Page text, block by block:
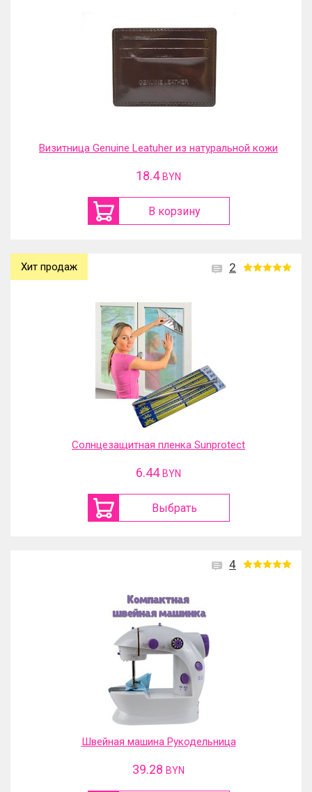
Визитница Genuine Leatuher из натуральной кожи
18.4 BYN
В корзину
2
Хит продаж
Солнцезащитная пленка Sunprotect
6.44 BYN
Выбрать
4
Швейная машина Рукодельница
39.28 BYN